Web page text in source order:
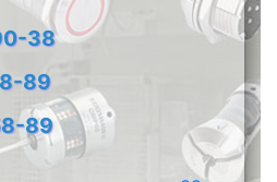
38
89
89